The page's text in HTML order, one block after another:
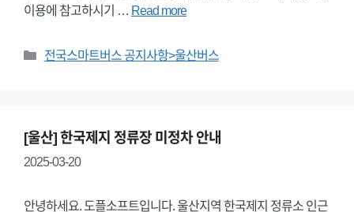
이용에 참고하시기 … Read more
Categories
전국스마트버스 공지사항>울산버스
[울산] 한국제지 정류장 미정차 안내
2025-03-20
안녕하세요. 도플소프트입니다. 울산지역 한국제지 정류소 인근